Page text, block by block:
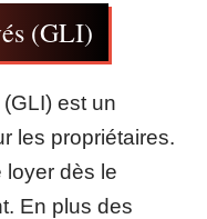
(GLI)
est un
les propriétaires.
loyer dès le
En plus des